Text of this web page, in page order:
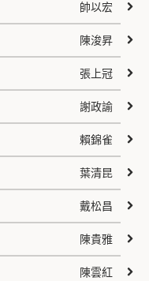
帥以宏
陳浚昇
張上冠
謝政諭
賴錦雀
葉清昆
戴松昌
陳貴雅
陳雲紅